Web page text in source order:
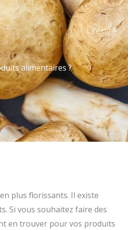
Lifestyle
alimentaires ?
plus florissants. Il existe
Si vous souhaitez faire des
en trouver pour vos produits